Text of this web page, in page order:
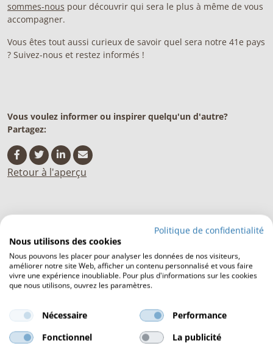
sommes-nous pour découvrir qui sera le plus à même de vous
accompagner.
Vous êtes tout aussi curieux de savoir quel sera notre 41e pays
? Suivez-nous et restez informés !
Vous voulez informer ou inspirer quelqu'un d'autre?
Partagez:
Retour à l'aperçu
Plus d'actualités
Le ressenti de l’équipe d’Outstanding
Outstanding s’installe en France !
Conseils & idées d’aménagement
intérieur de votre tente Safari
Politique de confidentialité
Nous utilisons des cookies
Nous pouvons les placer pour analyser les données de nos visiteurs,
améliorer notre site Web, afficher un contenu personnalisé et vous faire
vivre une expérience inoubliable. Pour plus d'informations sur les cookies
que nous utilisons, ouvrez les paramètres.
Nécessaire
Performance
Fonctionnel
La publicité